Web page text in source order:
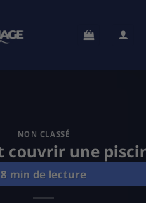
NON CLASSÉ
couvrir une